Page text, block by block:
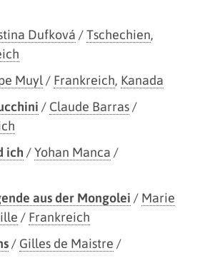
Dufková /Tschechien,
Muyl/ Frankreich, Kanada
/ Claude Barras/
ich /Yohan Manca /
aus der Mongolei / Marie
/ Frankreich
/ Gilles de Maistre /